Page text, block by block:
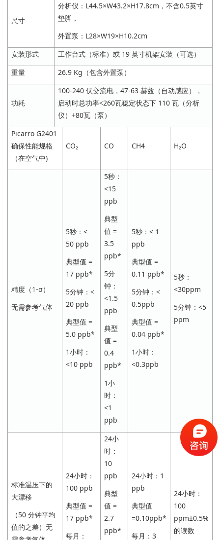
尺寸
分析仪：L44.5×W43.2×H17.8cm，不含0.5英寸
垫脚，
外置泵：L28×W19×H10.2cm
安装形式
工作台式（标准）或 19 英寸机架安装（可选）
重量
26.9 Kg（包含外置泵）
功耗
100-240 伏交流电，47-63 赫兹（自动感应），
启动时总功率<260瓦稳定状态下 110 瓦（分析
仪）+80瓦（泵）
Picarro G2401
确保性能规格
（在空气中)
CO₂ CO CH4 H₂O
精度（1-σ）
无需参考气体
5秒：<
50 ppb
典型值 =
17 ppb*
5分钟：<
20 ppb
典型值 =
5.0 ppb*
1小时：
<10 ppb
5秒：
<15
ppb
典型
值 =
3.5
ppb*
5分
钟：
<1.5
ppb
典型
值 =
0.4
ppb*
1小
时：
<1
ppb
5秒：< 1
ppb
典型值 =
0.11 ppb*
5分钟：<
0.5ppb
典型值 =
0.04 ppb*
1小时：
<0.3ppb
5秒：
<30ppm
5分钟：<5
ppm
标准温压下的
大漂移
（50 分钟平均
值的之差）无
24小时：
100 ppb
典型值 =
17 ppb*
每月：
24小
时：
10
ppb
典型
值 =
2.7
ppb*
24小时：1
ppb
典型值
=0.10ppb*
每月：3
24小时：
100
ppm±0.5%
的读数